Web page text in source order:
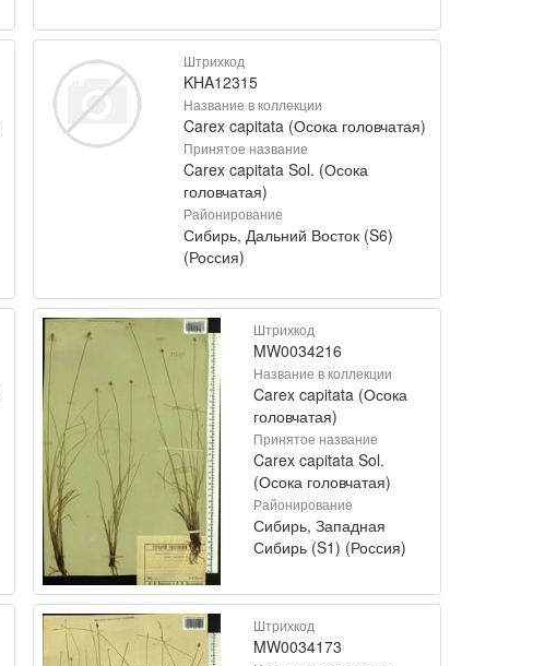
Штрихкод
KHA12315
Название в коллекции
Carex capitata (Осока головчатая)
Принятое название
Carex capitata Sol. (Осока
головчатая)
Районирование
Сибирь, Дальний Восток (S6)
(Россия)
Штрихкод
MW0034216
Название в коллекции
Carex capitata (Осока
головчатая)
Принятое название
Carex capitata Sol.
(Осока головчатая)
Районирование
Сибирь, Западная
Сибирь (S1) (Россия)
Штрихкод
MW0034173